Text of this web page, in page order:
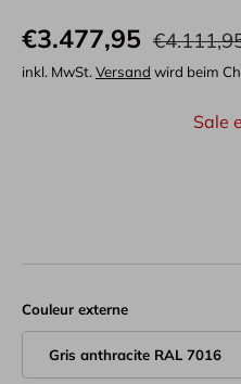
€3.477,95
inkl. MwSt. Versand wird beim
Sale
Couleur externe
Gris anthracite RAL 7016